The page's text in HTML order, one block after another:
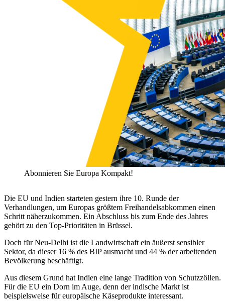
Abonnieren Sie Europa Kompakt!
Die EU und Indien starteten gestern ihre 10. Runde der
Verhandlungen, um Europas größtem Freihandelsabkommen einen
Schritt näherzukommen. Ein Abschluss bis zum Ende des Jahres
gehört zu den Top-Prioritäten in Brüssel.
Doch für Neu-Delhi ist die Landwirtschaft ein äußerst sensibler
Sektor, da dieser 16 % des BIP ausmacht und 44 % der arbeitenden
Bevölkerung beschäftigt.
Aus diesem Grund hat Indien eine lange Tradition von Schutzzöllen.
Für die EU ein Dorn im Auge, denn der indische Markt ist
beispielsweise für europäische Käseprodukte interessant.